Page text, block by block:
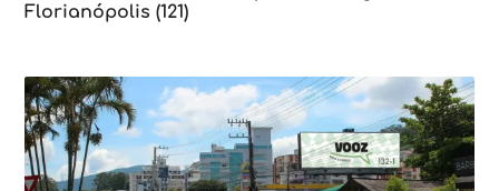
Florianópolis (121)